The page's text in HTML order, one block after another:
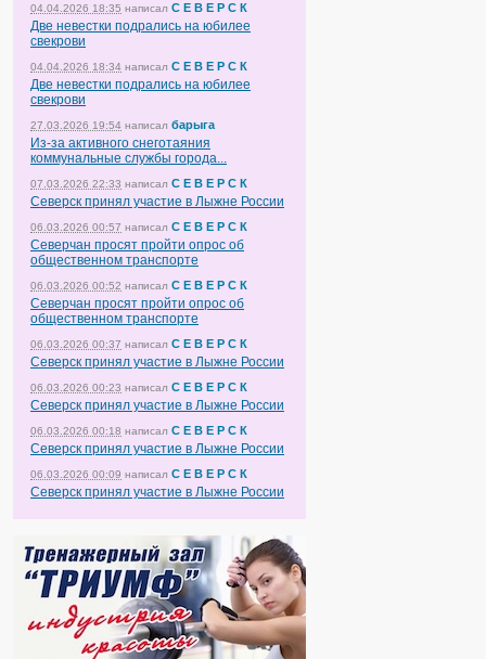
04.04.2026 18:35 написал С Е В Е Р С К
Две невестки подрались на юбилее
свекрови
04.04.2026 18:34 написал С Е В Е Р С К
Две невестки подрались на юбилее
свекрови
27.03.2026 19:54 написал барыга
Из-за активного снеготаяния
коммунальные службы города...
07.03.2026 22:33 написал С Е В Е Р С К
Северск принял участие в Лыжне России
06.03.2026 00:57 написал С Е В Е Р С К
Северчан просят пройти опрос об
общественном транспорте
06.03.2026 00:52 написал С Е В Е Р С К
Северчан просят пройти опрос об
общественном транспорте
06.03.2026 00:37 написал С Е В Е Р С К
Северск принял участие в Лыжне России
06.03.2026 00:23 написал С Е В Е Р С К
Северск принял участие в Лыжне России
06.03.2026 00:18 написал С Е В Е Р С К
Северск принял участие в Лыжне России
06.03.2026 00:09 написал С Е В Е Р С К
Северск принял участие в Лыжне России